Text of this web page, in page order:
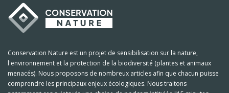
Conservation Nature est un projet de sensibilisation sur la nature,
l'environnement et la protection de la biodiversité (plantes et animaux
menacés). Nous proposons de nombreux articles afin que chacun puisse
comprendre les principaux enjeux écologiques. Nous traitons